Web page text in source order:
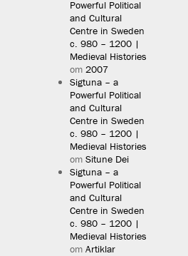
Powerful Political
and Cultural
Centre in Sweden
c. 980 – 1200 |
Medieval Histories
om2007
Sigtuna – a
Powerful Political
and Cultural
Centre in Sweden
c. 980 – 1200 |
Medieval Histories
omSitune Dei
Sigtuna – a
Powerful Political
and Cultural
Centre in Sweden
c. 980 – 1200 |
Medieval Histories
omArtiklar